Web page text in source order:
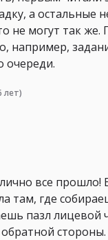
а остальные
не могут так же.
например,
очереди.
лет)
все прошло!
там, где
пазл лицевой
обратной